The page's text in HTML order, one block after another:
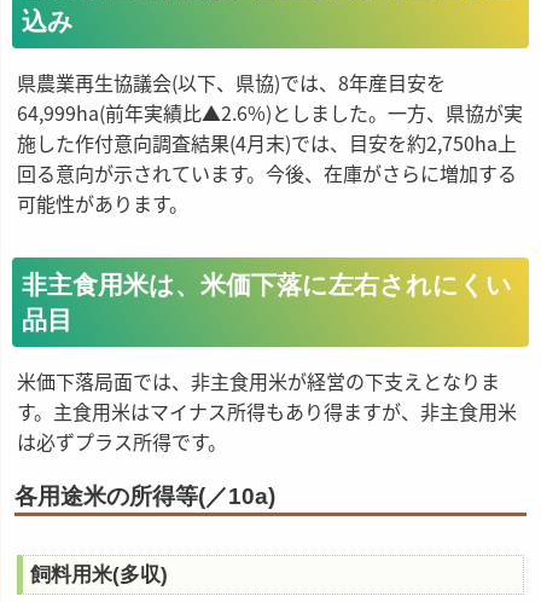
込み
県農業再生協議会(以下、県協)では、8年産目安を
64,999ha(前年実績比▲2.6%)としました。一方、県協が実
施した作付意向調査結果(4月末)では、目安を約2,750ha上
回る意向が示されています。今後、在庫がさらに増加する
可能性があります。
非主食用米は、米価下落に左右されにくい
品目
米価下落局面では、非主食用米が経営の下支えとなりま
す。主食用米はマイナス所得もあり得ますが、非主食用米
は必ずプラス所得です。
各用途米の所得等(／10a)
飼料用米(多収)